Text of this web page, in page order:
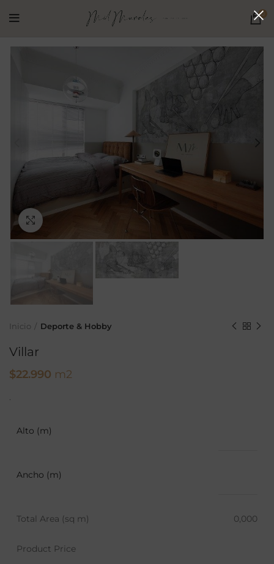
0
Inicio Deporte & Hobby
Villar
$22.990 m2
.
Alto (m)
Ancho (m)
Total Area (sq m) 0,000
Product Price